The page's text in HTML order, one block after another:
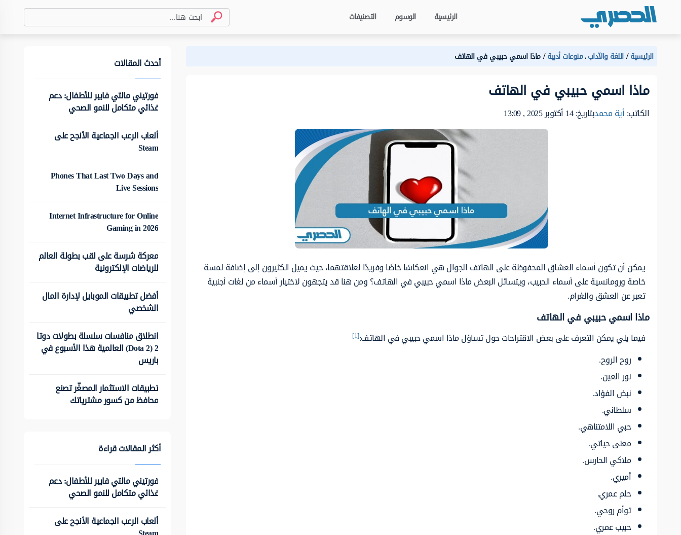
الرئيسية الوسوم التصنيفات
الرئيسية اللغة والآداب،منوعات أدبية ماذا اسمي حبيبي في الهاتف
ماذا اسمي حبيبي في الهاتف
الكاتب:أية محمدبتاريخ: 14 أكتوبر 2025 , 13:09
يمكن أن تكون أسماء العشاق المحفوظة على الهاتف الجوال هي انعكاسًا خاصًا وفريدًا لعلاقتهما، حيث يميل الكثيرون إلى إضافة لمسة
خاصة ورومانسية على أسماء الحبيب، ويتسائل البعض ماذا اسمي حبيبي في الهاتف؟ ومن هنا قد يتجهون لاختيار أسماء من لغات أجنبية
تعبر عن العشق والغرام.
ماذا اسمي حبيبي في الهاتف
فيما يلي يمكن التعرف على بعض الاقتراحات حول تساؤل ماذا اسمي حبيبي في الهاتف:[1]
روح الروح.
نور العين.
نبض الفؤاد.
سلطاني.
حبي اللامتناهي.
معنى حياتي.
ملاكي الحارس.
أميري.
حلم عمري.
توأم روحي.
حبيب عمري.
أحدث المقالات
فورتيني مالتي فايبر للأطفال: دعم
غذائي متكامل للنمو الصحي
ألعاب الرعب الجماعية الأنجح على
Steam
Phones That Last Two Days and
Live Sessions
Internet Infrastructure for Online
Gaming in 2026
معركة شرسة على لقب بطولة العالم
للرياضات الإلكترونية
أفضل تطبيقات الموبايل لإدارة المال
الشخصي
انطلاق منافسات سلسلة بطولات دوتا
2 (Dota 2) العالمية هذا الأسبوع في
باريس
تطبيقات الاستثمار المصغّر تصنع
محافظ من كسور مشترياتك
أكثر المقالات قراءة
فورتيني مالتي فايبر للأطفال: دعم
غذائي متكامل للنمو الصحي
ألعاب الرعب الجماعية الأنجح على